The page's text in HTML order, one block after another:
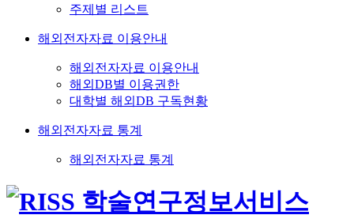
주제별 리스트
해외전자자료 이용안내
해외전자자료 이용안내
해외DB별 이용권한
대학별 해외DB 구독현황
해외전자자료 통계
해외전자자료 통계